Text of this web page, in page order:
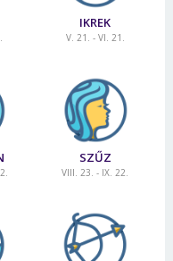
IKREK
V. 21. - VI. 21.
SZŰZ
VIII. 23. - IX. 22.